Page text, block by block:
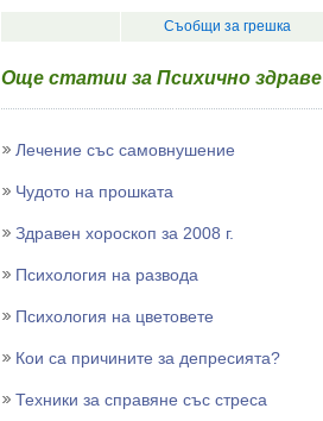
Съобщи за грешка
Още статии за Психично здраве
Лечение със самовнушение
Чудото на прошката
Здравен хороскоп за 2008 г.
Психология на развода
Психология на цветовете
Кои са причините за депресията?
Техники за справяне със стреса